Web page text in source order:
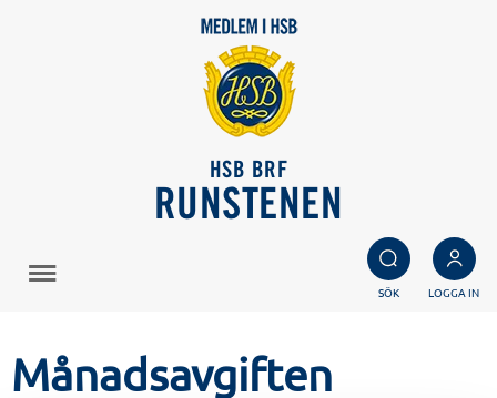
HSB BRF
RUNSTENEN
SÖK LOGGA IN
Månadsavgiften